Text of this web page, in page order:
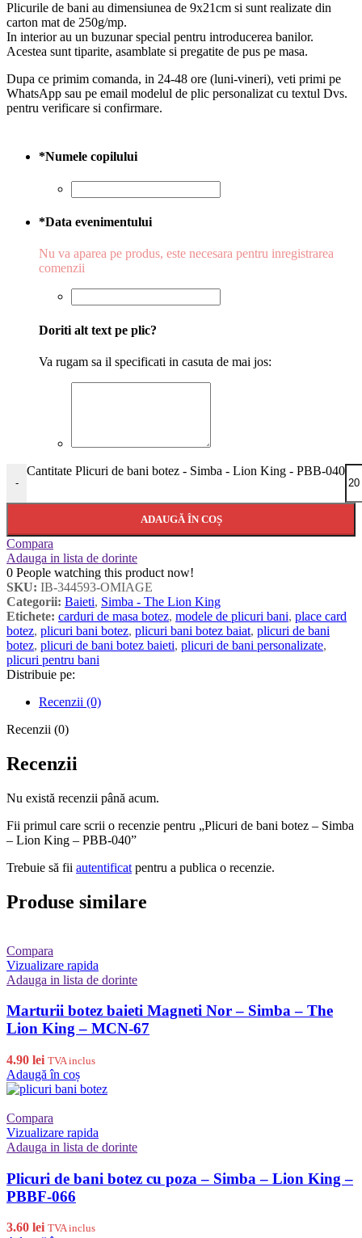
Plicurile de bani au dimensiunea de 9x21cm si sunt realizate din
carton mat de 250g/mp.
In interior au un buzunar special pentru introducerea banilor.
Acestea sunt tiparite, asamblate si pregatite de pus pe masa.
Dupa ce primim comanda, in 24-48 ore (luni-vineri), veti primi pe
WhatsApp sau pe email modelul de plic personalizat cu textul Dvs.
pentru verificare si confirmare.
*Numele copilului
*Data evenimentului
Nu va aparea pe produs, este necesara pentru inregistrarea
comenzii
Doriti alt text pe plic?
Va rugam sa il specificati in casuta de mai jos:
-
Cantitate Plicuri de bani botez - Simba - Lion King - PBB-040
ADAUGĂ ÎN COȘ
Compara
Adauga in lista de dorinte
0 People watching this product now!
SKU: IB-344593-OMIAGE
Categorii: Baieti, Simba - The Lion King
Etichete: carduri de masa botez, modele de plicuri bani, place card
botez, plicuri bani botez, plicuri bani botez baiat, plicuri de bani
botez, plicuri de bani botez baieti, plicuri de bani personalizate,
plicuri pentru bani
Distribuie pe:
Recenzii (0)
Recenzii (0)
Recenzii
Nu există recenzii până acum.
Fii primul care scrii o recenzie pentru „Plicuri de bani botez – Simba
– Lion King – PBB-040”
Trebuie să fii autentificat pentru a publica o recenzie.
Produse similare
Compara
Vizualizare rapida
Adauga in lista de dorinte
Marturii botez baieti Magneti Nor – Simba – The
Lion King – MCN-67
4.90 lei TVA inclus
Adaugă în coș
Compara
Vizualizare rapida
Adauga in lista de dorinte
Plicuri de bani botez cu poza – Simba – Lion King –
PBBF-066
3.60 lei TVA inclus